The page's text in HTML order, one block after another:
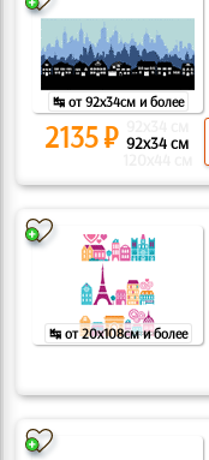
↹ от 92x34см и более
2135 ₽ 92x34 см
↹ от 20x108см и более